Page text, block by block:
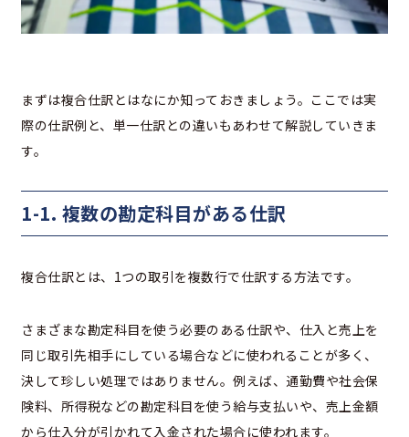
まずは複合仕訳とはなにか知っておきましょう。ここでは実
際の仕訳例と、単一仕訳との違いもあわせて解説していきま
す。
1-1. 複数の勘定科目がある仕訳
複合仕訳とは、1つの取引を複数行で仕訳する方法です。
さまざまな勘定科目を使う必要のある仕訳や、仕入と売上を
同じ取引先相手にしている場合などに使われることが多く、
決して珍しい処理ではありません。例えば、通勤費や社会保
険料、所得税などの勘定科目を使う給与支払いや、売上金額
から仕入分が引かれて入金された場合に使われます。